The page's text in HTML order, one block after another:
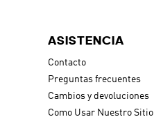
ASISTENCIA
Contacto
Preguntas frecuentes
Cambios y devoluciones
Como Usar Nuestro Sitio